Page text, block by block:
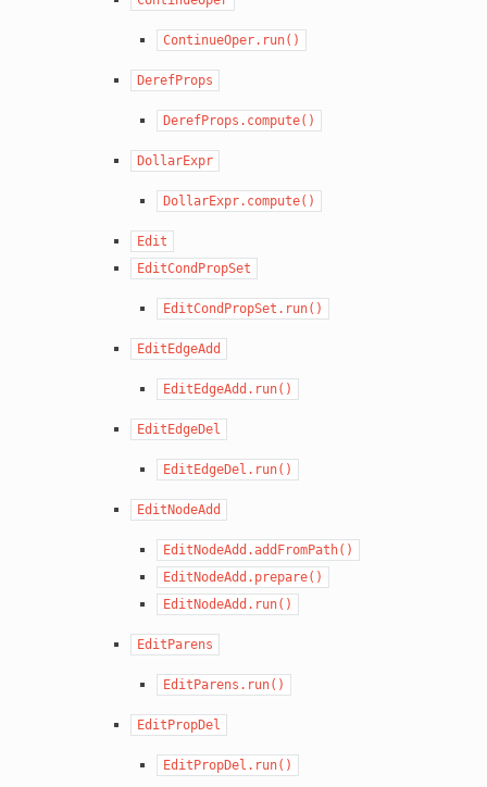
ContinueOper.run()
DerefProps
DerefProps.compute()
DollarExpr
DollarExpr.compute()
Edit
EditCondPropSet
EditCondPropSet.run()
EditEdgeAdd
EditEdgeAdd.run()
EditEdgeDel
EditEdgeDel.run()
EditNodeAdd
EditNodeAdd.addFromPath()
EditNodeAdd.prepare()
EditNodeAdd.run()
EditParens
EditParens.run()
EditPropDel
EditPropDel.run()